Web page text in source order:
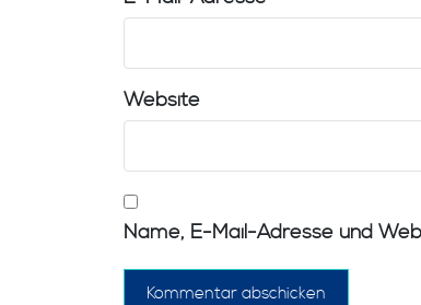
Website
Name, E-Mail-Adresse und